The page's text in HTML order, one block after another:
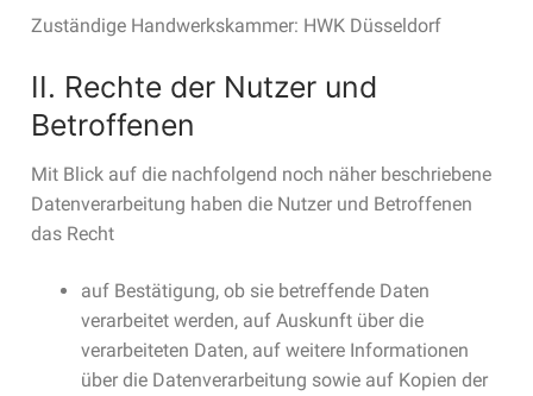
Zuständige Handwerkskammer: HWK Düsseldorf
II. Rechte der Nutzer und
Betroffenen
Mit Blick auf die nachfolgend noch näher beschriebene
Datenverarbeitung haben die Nutzer und Betroffenen
das Recht
auf Bestätigung, ob sie betreffende Daten
verarbeitet werden, auf Auskunft über die
verarbeiteten Daten, auf weitere Informationen
über die Datenverarbeitung sowie auf Kopien der